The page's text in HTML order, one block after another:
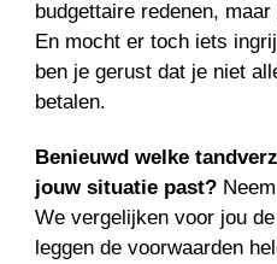
budgettaire redenen,
En mocht er toch iets
ben je gerust dat je niet
betalen.
Benieuwd welke
jouw situatie past?
We vergelijken voor jou
leggen de voorwaarden